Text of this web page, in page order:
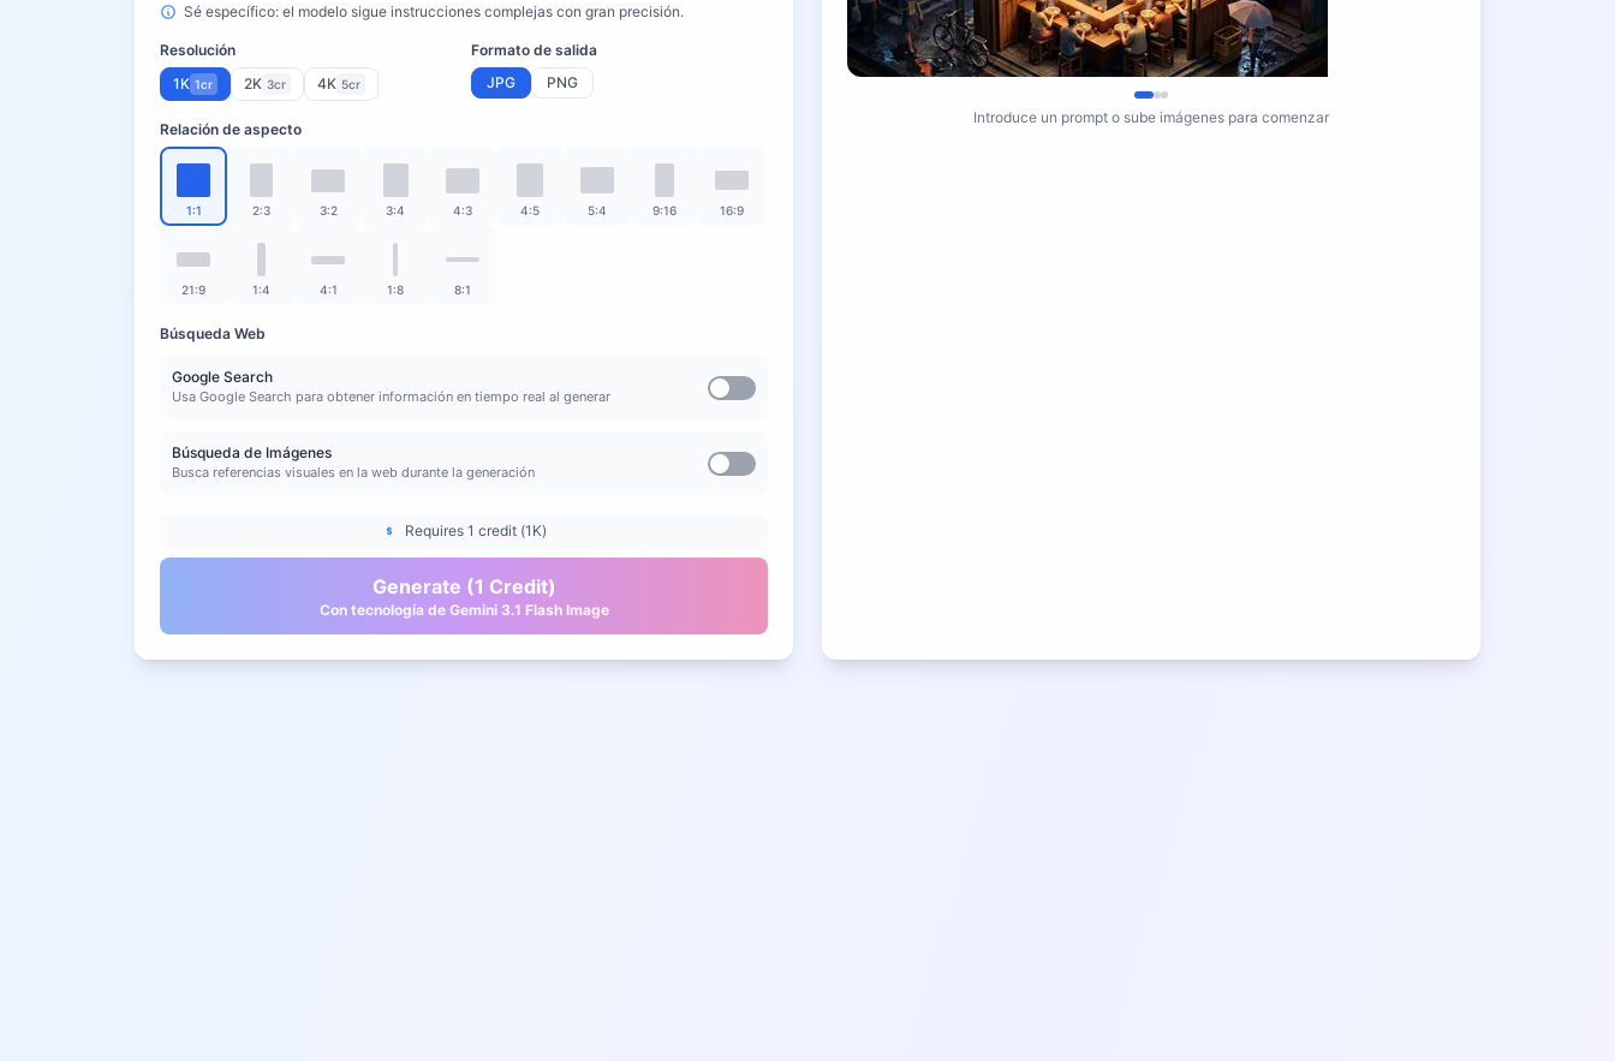
Sé específico: el modelo sigue instrucciones complejas con gran precisión.
Resolución
1K 1cr 2K 3cr 4K 5cr
Formato de salida
JPG
PNG
Relación de aspecto
1:1 2:3 3:2 3:4 4:3 4:5 5:4 9:16 16:9
21:9 1:4 4:1 1:8 8:1
Búsqueda Web
Google Search
Usa Google Search para obtener información en tiempo real al generar
Búsqueda de Imágenes
Busca referencias visuales en la web durante la generación
Requires 1 credit (1K)
Generate (1 Credit)
Con tecnología de Gemini 3.1 Flash Image
Introduce un prompt o sube imágenes para comenzar